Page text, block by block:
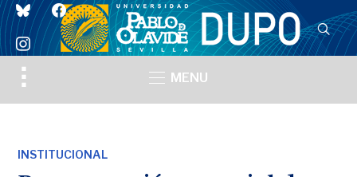
blueskyfacebook
instagram
Toggle
sidebar
MENU
INSTITUCIONAL